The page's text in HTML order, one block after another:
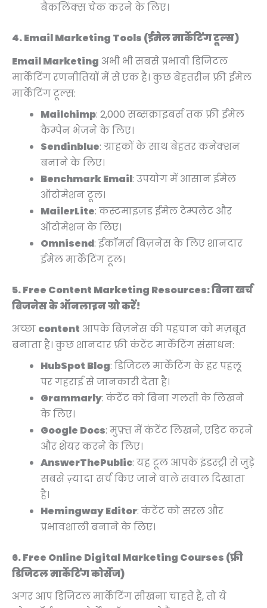
बैकलिंक्स चेक करने के लिए।
4. Email Marketing Tools (ईमेल मार्केटिंग टूल्स)
Email Marketing अभी भी सबसे प्रभावी डिजिटल
मार्केटिंग रणनीतियों में से एक है। कुछ बेहतरीन फ्री ईमेल
मार्केटिंग टूल्स:
Mailchimp: 2,000 सब्सक्राइबर्स तक फ्री ईमेल
कैम्पेन भेजने के लिए।
Sendinblue: ग्राहकों के साथ बेहतर कनेक्शन
बनाने के लिए।
Benchmark Email: उपयोग में आसान ईमेल
ऑटोमेशन टूल।
MailerLite: कस्टमाइज़ड ईमेल टेम्पलेट और
ऑटोमेशन के लिए।
Omnisend: ईकॉमर्स बिज़नेस के लिए शानदार
ईमेल मार्केटिंग टूल।
5. Free Content Marketing Resources:बिना खर्च
बिजनेस के ऑनलाइन ग्रो करें!
अच्छा content आपके बिज़नेस की पहचान को मज़बूत
बनाता है। कुछ शानदार फ्री कंटेंट मार्केटिंग संसाधन:
HubSpot Blog: डिजिटल मार्केटिंग के हर पहलू
पर गहराई से जानकारी देता है।
Grammarly: कंटेंट को बिना गलती के लिखने
के लिए।
Google Docs: मुफ़्त में कंटेंट लिखने, एडिट करने
और शेयर करने के लिए।
AnswerThePublic: यह टूल आपके इंडस्ट्री से जुड़े
सबसे ज़्यादा सर्च किए जाने वाले सवाल दिखाता
है।
Hemingway Editor: कंटेंट को सरल और
प्रभावशाली बनाने के लिए।
6. Free Online Digital Marketing Courses (फ्री
डिजिटल मार्केटिंग कोर्सेज)
अगर आप डिजिटल मार्केटिंग सीखना चाहते हैं, तो ये